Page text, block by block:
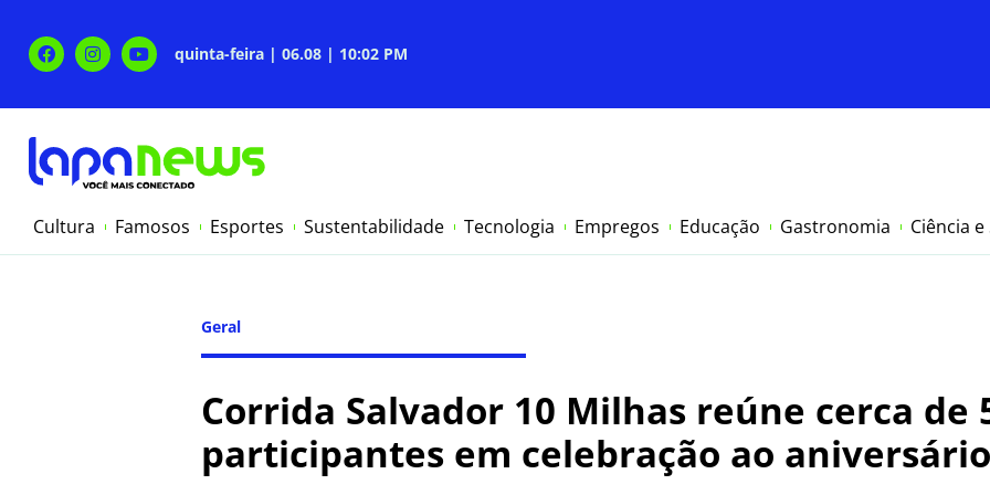
quinta-feira | 06.08 | 10:02 PM
Cultura Famosos Esportes Sustentabilidade Tecnologia Empregos Educação Gastronomia Ciência
Geral
Corrida Salvador 10 Milhas reúne cerca de
participantes em celebração ao